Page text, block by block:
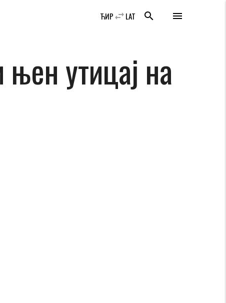
menu
search
LAT
swap_horiz
ЋИР
утицај на